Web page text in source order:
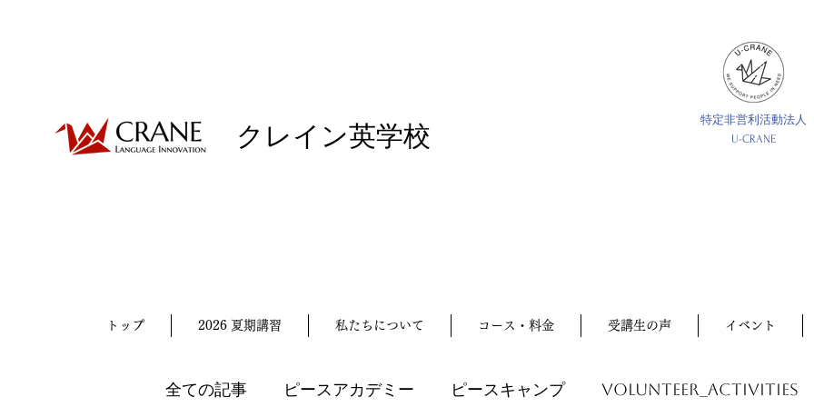
クレイン英学校
特定非営利活動法人
U-CRANE
トップ 2026 夏期講習 私たちについて コース・料金 受講生の声 イベント
全ての記事 ピースアカデミー ピースキャンプ volunteer_activities